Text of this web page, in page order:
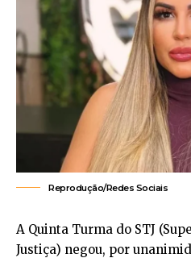
Reprodução/Redes Sociais
A Quinta Turma do STJ
Justiça) negou, por